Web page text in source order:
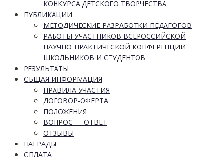
КОНКУРСА ДЕТСКОГО ТВОРЧЕСТВА
ПУБЛИКАЦИИ
МЕТОДИЧЕСКИЕ РАЗРАБОТКИ ПЕДАГОГОВ
РАБОТЫ УЧАСТНИКОВ ВСЕРОССИЙСКОЙ
НАУЧНО-ПРАКТИЧЕСКОЙ КОНФЕРЕНЦИИ
ШКОЛЬНИКОВ И СТУДЕНТОВ
РЕЗУЛЬТАТЫ
ОБЩАЯ ИНФОРМАЦИЯ
ПРАВИЛА УЧАСТИЯ
ДОГОВОР-ОФЕРТА
ПОЛОЖЕНИЯ
ВОПРОС — ОТВЕТ
ОТЗЫВЫ
НАГРАДЫ
ОПЛАТА